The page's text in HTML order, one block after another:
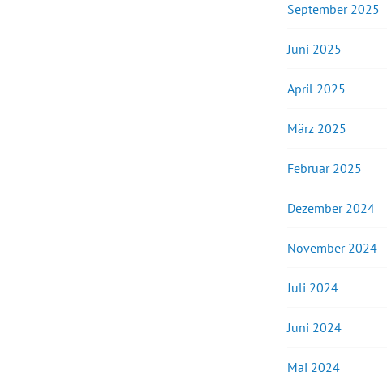
September 2025
Juni 2025
April 2025
März 2025
Februar 2025
Dezember 2024
November 2024
Juli 2024
Juni 2024
Mai 2024